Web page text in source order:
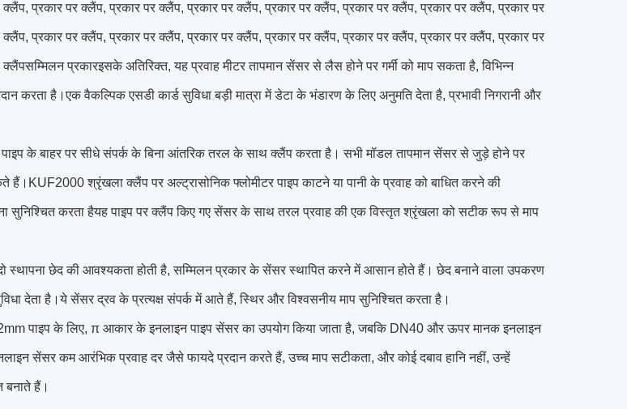
प्रकार पर क्लैंप, प्रकार पर क्लैंप, प्रकार पर क्लैंप, प्रकार पर क्लैंप, प्रकार पर क्लैंप, प्रकार पर क्लैंप, प्रकार पर
प्रकार पर क्लैंप, प्रकार पर क्लैंप, प्रकार पर क्लैंप, प्रकार पर क्लैंप, प्रकार पर क्लैंप, प्रकार पर क्लैंप, प्रकार पर
प्रकारइसके अतिरिक्त, यह प्रवाह मीटर तापमान सेंसर से लैस होने पर गर्मी को माप सकता है, विभिन्न
करता है।एक वैकल्पिक एसडी कार्ड सुविधा बड़ी मात्रा में डेटा के भंडारण के लिए अनुमति देता है, प्रभावी निगरानी और
के बाहर पर सीधे संपर्क के बिना आंतरिक तरल के साथ क्लैंप करता है। सभी मॉडल तापमान सेंसर से जुड़े होने पर
हैं।KUF2000 श्रृंखला क्लैंप पर अल्ट्रासोनिक फ्लोमीटर पाइप काटने या पानी के प्रवाह को बाधित करने की
सुनिश्चित करता हैयह पाइप पर क्लैंप किए गए सेंसर के साथ तरल प्रवाह की एक विस्तृत श्रृंखला को सटीक रूप से माप
स्थापना छेद की आवश्यकता होती है, सम्मिलन प्रकार के सेंसर स्थापित करने में आसान होते हैं। छेद बनाने वाला उपकरण
देता है।ये सेंसर द्रव के प्रत्यक्ष संपर्क में आते हैं, स्थिर और विश्वसनीय माप सुनिश्चित करता है।
पाइप के लिए, π आकार के इनलाइन पाइप सेंसर का उपयोग किया जाता है, जबकि DN40 और ऊपर मानक इनलाइन
सेंसर कम आरंभिक प्रवाह दर जैसे फायदे प्रदान करते हैं, उच्च माप सटीकता, और कोई दबाव हानि नहीं, उन्हें
बनाते हैं।